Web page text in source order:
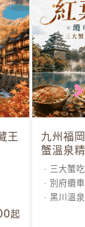
王
起
九州福
蟹溫泉
三大蟹
別府纜車
黑川溫泉